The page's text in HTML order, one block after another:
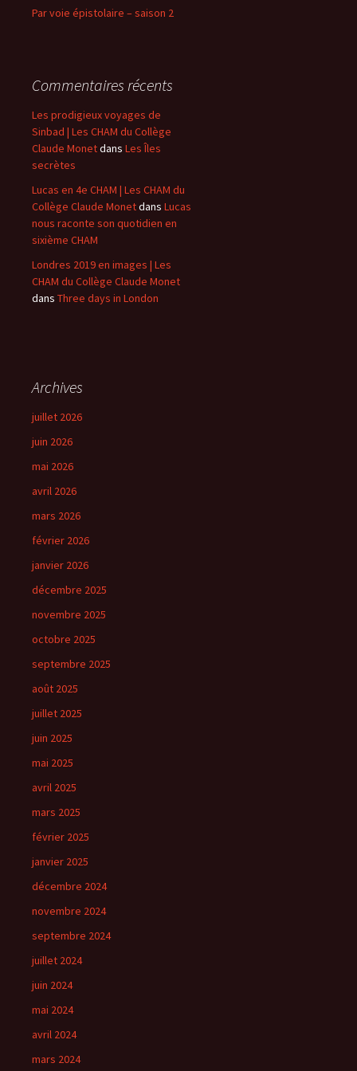
Par voie épistolaire – saison 2
Commentaires récents
Les prodigieux voyages de
Sinbad | Les CHAM du Collège
Claude Monetdans Les Îles
secrètes
Lucas en 4e CHAM | Les CHAM du
Collège Claude Monetdans Lucas
nous raconte son quotidien en
sixième CHAM
Londres 2019 en images | Les
CHAM du Collège Claude Monet
dans Three days in London
Archives
juillet 2026
juin 2026
mai 2026
avril 2026
mars 2026
février 2026
janvier 2026
décembre 2025
novembre 2025
octobre 2025
septembre 2025
août 2025
juillet 2025
juin 2025
mai 2025
avril 2025
mars 2025
février 2025
janvier 2025
décembre 2024
novembre 2024
septembre 2024
juillet 2024
juin 2024
mai 2024
avril 2024
mars 2024